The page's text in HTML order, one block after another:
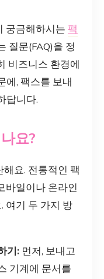
궁금해하시는 팩
질문(FAQ)을 정
비즈니스 환경에
에, 팩스를 보내
답니다.
요?
요. 전통적인 팩
바일이나 온라인
여기 두 가지 방
기: 먼저, 보내고
기계에 문서를